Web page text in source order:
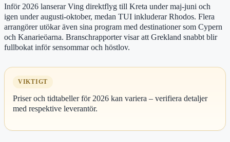
Inför 2026 lanserar Ving direktflyg till Kreta under maj-juni och
igen under augusti-oktober, medan TUI inkluderar Rhodos. Flera
arrangörer utökar även sina program med destinationer som Cypern
och Kanarieöarna. Branschrapporter visar att Grekland snabbt blir
fullbokat inför sensommar och höstlov.
VIKTIGT
Priser och tidtabeller för 2026 kan variera – verifiera detaljer
med respektive leverantör.